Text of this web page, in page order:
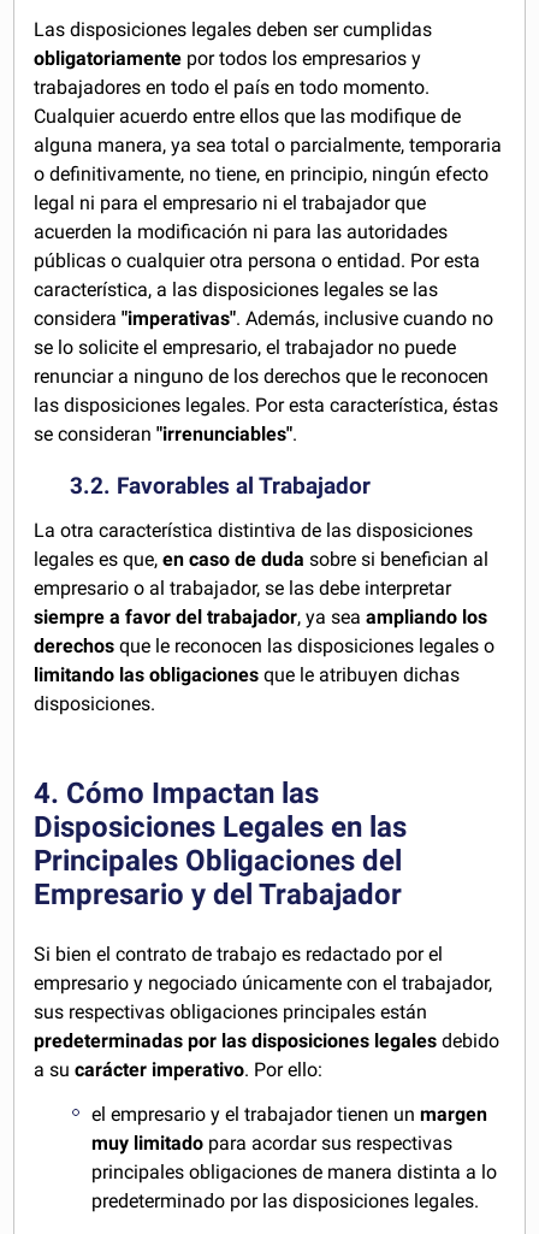
Las disposiciones legales deben ser cumplidas
obligatoriamente por todos los empresarios y
trabajadores en todo el país en todo momento.
Cualquier acuerdo entre ellos que las modifique de
alguna manera, ya sea total o parcialmente, temporaria
o definitivamente, no tiene, en principio, ningún efecto
legal ni para el empresario ni el trabajador que
acuerden la modificación ni para las autoridades
públicas o cualquier otra persona o entidad. Por esta
característica, a las disposiciones legales se las
considera"imperativas". Además, inclusive cuando no
se lo solicite el empresario, el trabajador no puede
renunciar a ninguno de los derechos que le reconocen
las disposiciones legales. Por esta característica, éstas
se consideran"irrenunciables".
3.2. Favorables al Trabajador
La otra característica distintiva de las disposiciones
legales es que,en caso de duda sobre si benefician al
empresario o al trabajador, se las debe interpretar
siempre a favor del trabajador, ya seaampliando los
derechos que le reconocen las disposiciones legales o
limitando las obligaciones que le atribuyen dichas
disposiciones.
4. Cómo Impactan las
Disposiciones Legales en las
Principales Obligaciones del
Empresario y del Trabajador
Si bien el contrato de trabajo es redactado por el
empresario y negociado únicamente con el trabajador,
sus respectivas obligaciones principales están
predeterminadas por las disposiciones legales debido
a sucarácter imperativo. Por ello:
el empresario y el trabajador tienen unmargen
muy limitado para acordar sus respectivas
principales obligaciones de manera distinta a lo
predeterminado por las disposiciones legales.